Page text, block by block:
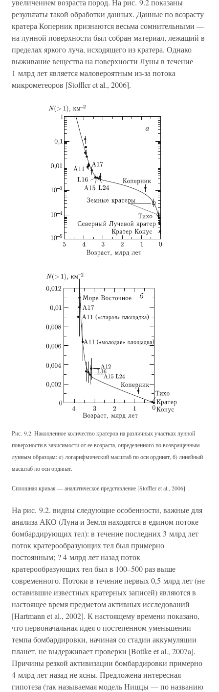
увеличением возраста пород. На рис. 9.2 показаны
результаты такой обработки данных. Данные по возрасту
кратера Коперник признаются весьма сомнительными —
на лунной поверхности был собран материал, лежащий в
пределах яркого луча, исходящего из кратера. Однако
выживание вещества на поверхности Луны в течение
1 млрд лет является маловероятным из-за потока
микрометеоров [Stoffler et al., 2006].
Рис. 9.2. Накопленное количество кратеров на различных участках лунной
поверхности в зависимости от ее возраста, определенного по возвращенным
лунным образцам:а) логарифмический масштаб по оси ординат, б) линейный
масштаб по оси ординат.
Сплошная кривая — аналитическое представление [Stoffler et al., 2006]
На рис. 9.2. видны следующие особенности, важные для
анализа АКО (Луна и Земля находятся в едином потоке
бомбардирующих тел): в течение последних 3 млрд лет
поток кратерообразующих тел был примерно
постоянным; ? 4 млрд лет назад поток
кратерообразующих тел был в 100–500 раз выше
современного. Потоки в течение первых 0,5 млрд лет (не
оставившие известных кратерных записей) являются в
настоящее время предметом активных исследований
[Hartmann et al., 2002]. К настоящему времени показано,
что первоначальная идея о постепенном уменьшении
темпа бомбардировки, начиная со стадии аккумуляции
планет, не выдерживает проверки [Bottke et al., 2007a].
Причины резкой активизации бомбардировки примерно
4 млрд лет назад не ясны. Предложена интересная
гипотеза (так называемая модель Ниццы — по названию